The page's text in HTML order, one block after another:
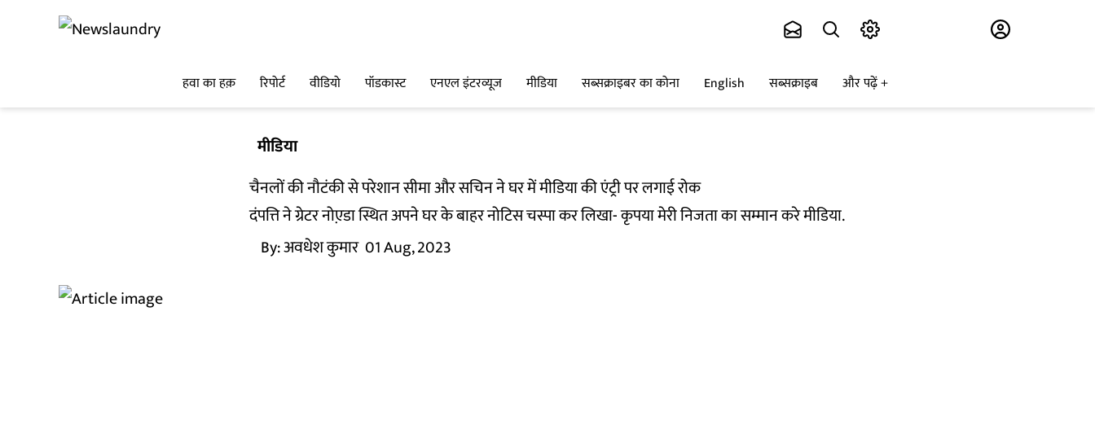
हवा का हक़ रिपोर्ट वीडियो पॉडकास्ट एनएल इंटरव्यूज मीडिया सब्सक्राइबर का कोना English सब्सक्राइब और पढ़ें
मीडिया
चैनलों की नौटंकी से परेशान सीमा और सचिन ने घर में मीडिया की एंट्री पर लगाई रोक
दंपत्ति ने ग्रेटर नोए़डा स्थित अपने घर के बाहर नोटिस चस्पा कर लिखा- कृपया मेरी निजता का सम्मान करे मीडिया.
By:अवधेश कुमार 01 Aug, 2023